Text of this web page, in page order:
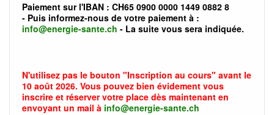
Paiement sur l'IBAN : CH65 0900 0000 1449 0882 8
- Puis informez-nous de votre paiement à :
info@energie-sante.ch - La suite vous sera indiquée.
N'utilisez pas le bouton "Inscription au cours" avant le
10 août 2026. Vous pouvez bien évidement vous
inscrire et réserver votre place dès maintenant en
envoyant un mail à info@energie-sante.ch